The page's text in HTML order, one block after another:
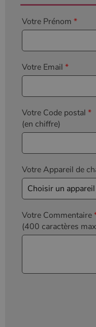
Votre Prénom *
Votre Email *
Votre Code postal *
(en chiffre)
Votre Appareil de
Votre Commentaire
(400 caractères max